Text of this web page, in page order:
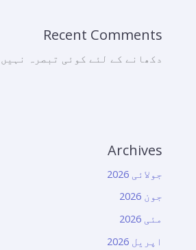
Recent Comments
دکھانے کے لئے کوئی تبصرہ نہیں۔
Archives
جولائی 2026
جون 2026
مئی 2026
اپریل 2026